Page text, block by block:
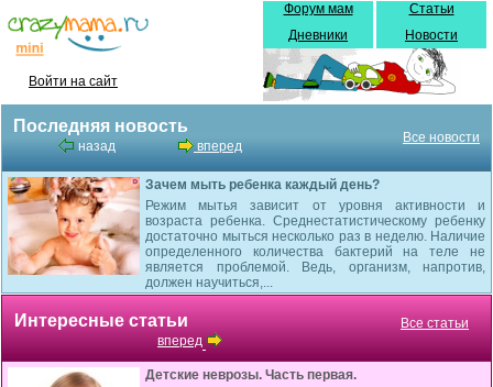
Войти на сайт
Форум мам
Дневники
Статьи
Новости
Последняя новость
назад вперед
Все новости
Зачем мыть ребенка каждый день?
Режим мытья зависит от уровня активности и
возраста ребенка. Среднестатистическому ребенку
достаточно мыться несколько раз в неделю. Наличие
определенного количества бактерий на теле не
является проблемой. Ведь, организм, напротив,
должен научиться,...
Интересные статьи
вперед
Все статьи
Детские неврозы. Часть первая.